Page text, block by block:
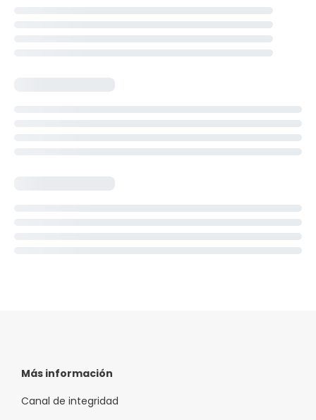
Más información
Canal de integridad